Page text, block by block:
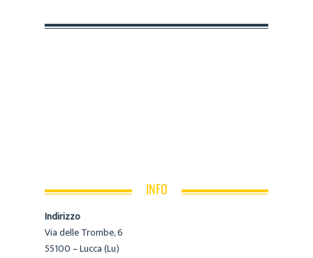
INFO
Indirizzo
Via delle Trombe, 6
55100 – Lucca (Lu)